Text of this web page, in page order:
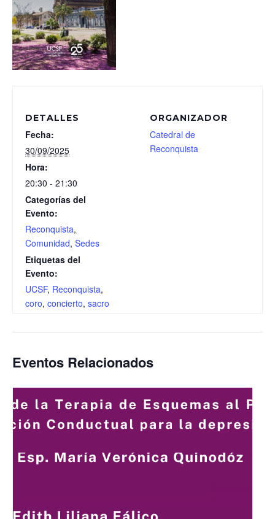
DETALLES
Fecha:
30/09/2025
Hora:
20:30 - 21:30
Categorías del
Evento:
Reconquista,
Comunidad, Sedes
Etiquetas del
Evento:
UCSF, Reconquista,
coro, concierto, sacro
ORGANIZADOR
Catedral de
Reconquista
Eventos Relacionados